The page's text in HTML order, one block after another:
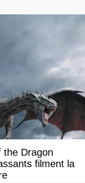
the Dragon
filment la